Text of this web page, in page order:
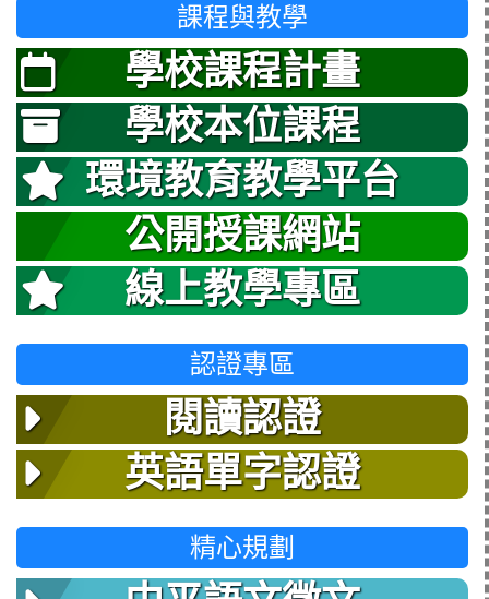
課程與教學
學校課程計畫
學校本位課程
環境教育教學平台
公開授課網站
線上教學專區
認證專區
閱讀認證
英語單字認證
精心規劃